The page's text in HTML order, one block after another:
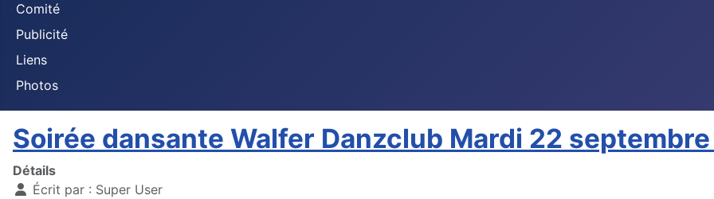
Comité
Publicité
Liens
Photos
Soirée dansante Walfer Danzclub Mardi 22
Détails
Écrit par : Super User